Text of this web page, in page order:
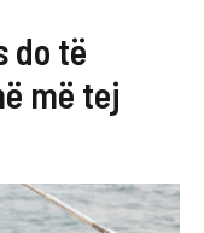
do të
më tej